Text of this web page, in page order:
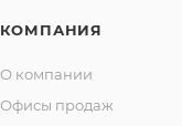
КОМПАНИЯ
О компании
Офисы продаж